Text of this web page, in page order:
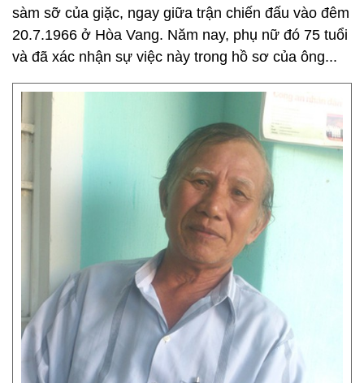
sàm sỡ của giặc, ngay giữa trận chiến đấu vào đêm
20.7.1966 ở Hòa Vang. Năm nay, phụ nữ đó 75 tuổi
và đã xác nhận sự việc này trong hồ sơ của ông...